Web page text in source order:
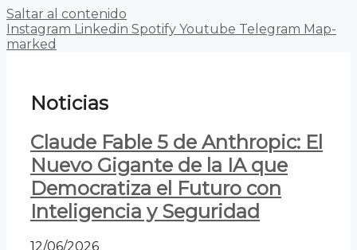
Saltar al contenido
Instagram Linkedin Spotify Youtube Telegram Map-
marked
Noticias
Claude Fable 5 de Anthropic: El
Nuevo Gigante de la IA que
Democratiza el Futuro con
Inteligencia y Seguridad
12/06/2026